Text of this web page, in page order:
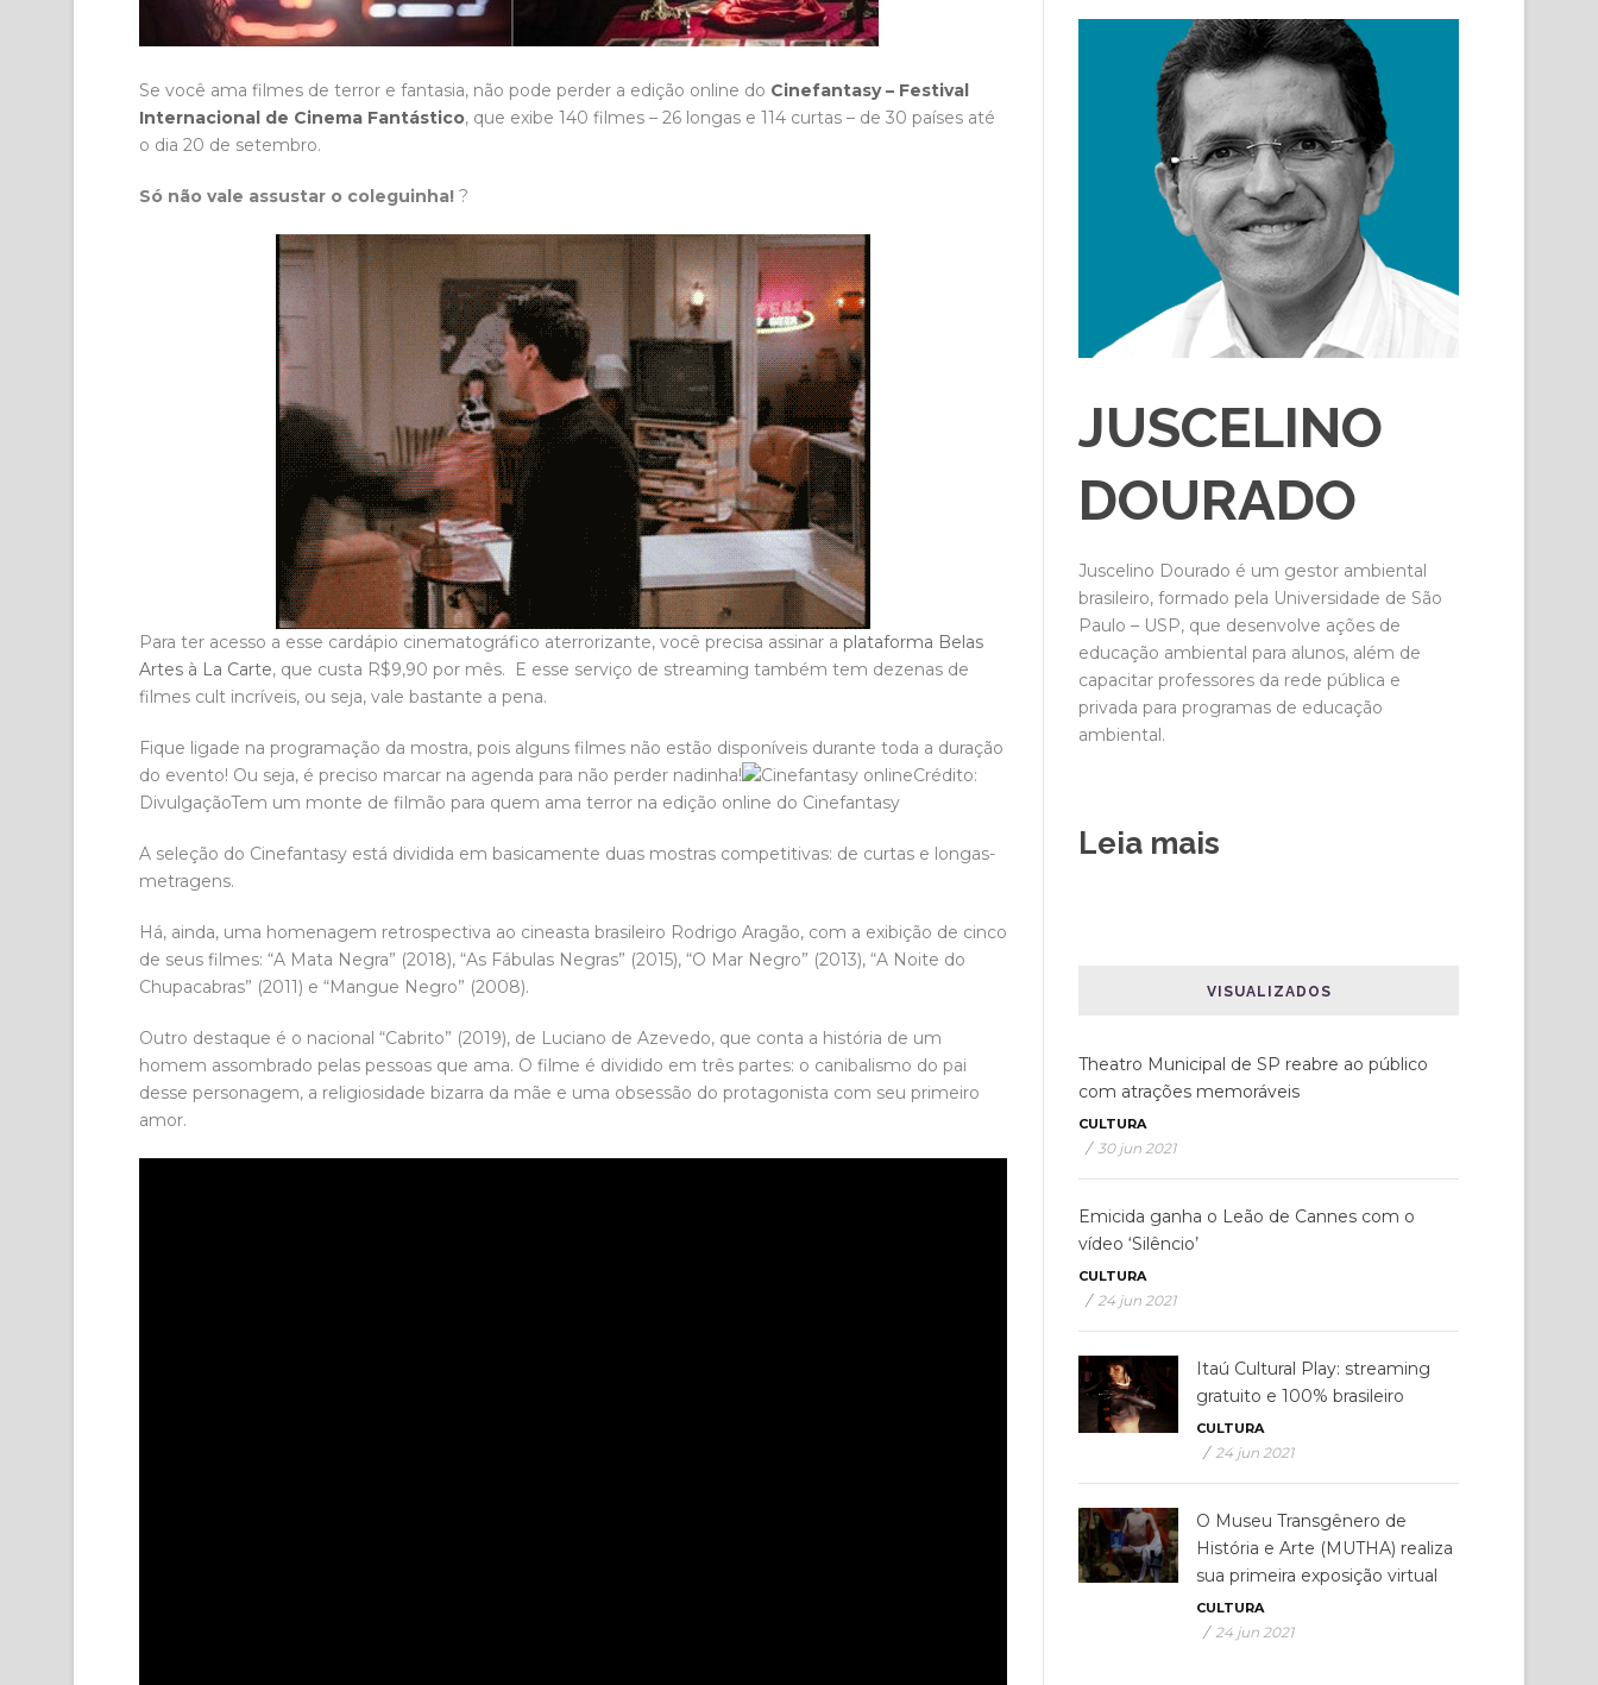
Se você ama filmes de terror e fantasia, não pode perder a edição online do Cinefantasy – Festival
Internacional de Cinema Fantástico, que exibe 140 filmes – 26 longas e 114 curtas – de 30 países até
o dia 20 de setembro.
Só não vale assustar o coleguinha! ?
Para ter acesso a esse cardápio cinematográfico aterrorizante, você precisa assinar a plataforma Belas
Artes à La Carte, que custa R$9,90 por mês. E esse serviço de streaming também tem dezenas de
filmes cult incríveis, ou seja, vale bastante a pena.
Fique ligade na programação da mostra, pois alguns filmes não estão disponíveis durante toda a duração
do evento! Ou seja, é preciso marcar na agenda para não perder nadinha!
Crédito:
DivulgaçãoTem um monte de filmão para quem ama terror na edição online do Cinefantasy
A seleção do Cinefantasy está dividida em basicamente duas mostras competitivas: de curtas e longas-
metragens.
Há, ainda, uma homenagem retrospectiva ao cineasta brasileiro Rodrigo Aragão, com a exibição de cinco
de seus filmes: “A Mata Negra” (2018), “As Fábulas Negras” (2015), “O Mar Negro” (2013), “A Noite do
Chupacabras” (2011) e “Mangue Negro” (2008).
Outro destaque é o nacional “Cabrito” (2019), de Luciano de Azevedo, que conta a história de um
homem assombrado pelas pessoas que ama. O filme é dividido em três partes: o canibalismo do pai
desse personagem, a religiosidade bizarra da mãe e uma obsessão do protagonista com seu primeiro
amor.
JUSCELINO
DOURADO
Juscelino Dourado é um gestor ambiental
brasileiro, formado pela Universidade de São
Paulo – USP, que desenvolve ações de
educação ambiental para alunos, além de
capacitar professores da rede pública e
privada para programas de educação
ambiental.
Leia mais
VISUALIZADOS
Theatro Municipal de SP reabre ao público
com atrações memoráveis
CULTURA
/ 30 jun 2021
Emicida ganha o Leão de Cannes com o
vídeo ‘Silêncio’
CULTURA
/ 24 jun 2021
Itaú Cultural Play: streaming
gratuito e 100% brasileiro
CULTURA
/ 24 jun 2021
O Museu Transgênero de
História e Arte (MUTHA) realiza
sua primeira exposição virtual
CULTURA
/ 24 jun 2021